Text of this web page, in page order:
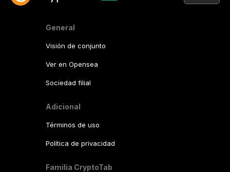
General
Visión de conjunto
Ver en Opensea
Sociedad filial
Adicional
Términos de uso
Política de privacidad
Familia CryptoTab